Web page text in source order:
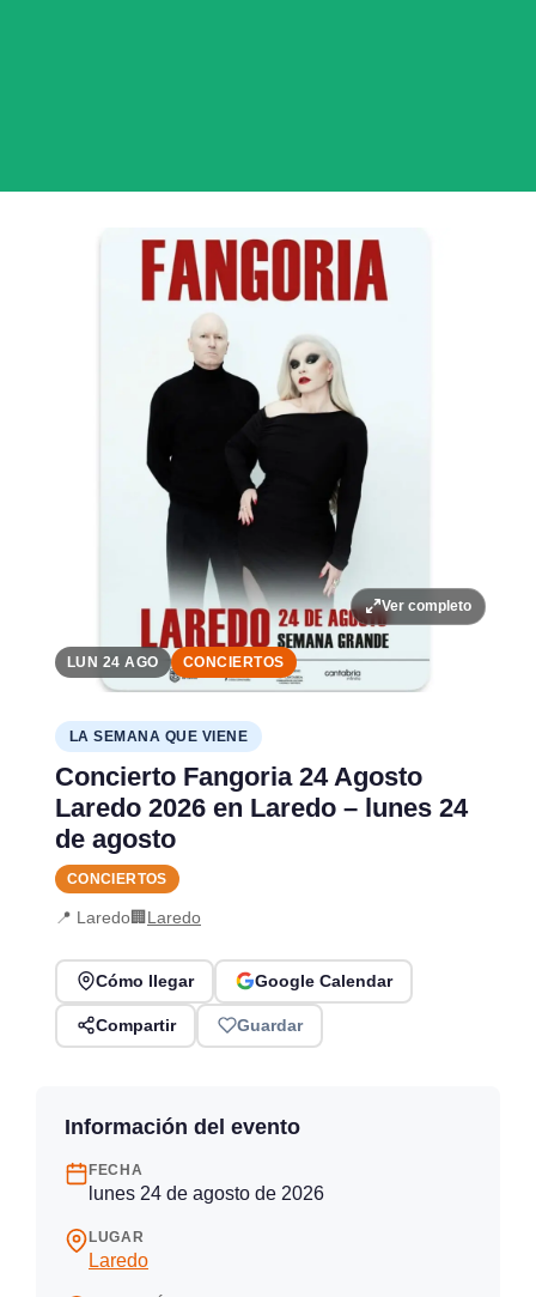
Ver completo
LUN 24 AGO CONCIERTOS
LA SEMANA QUE VIENE
Concierto Fangoria 24 Agosto
Laredo 2026 en Laredo – lunes 24
de agosto
CONCIERTOS
📍 Laredo🏢Laredo
Cómo llegar Google Calendar
Compartir Guardar
Información del evento
FECHA
lunes 24 de agosto de 2026
LUGAR
Laredo